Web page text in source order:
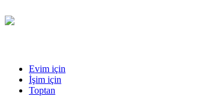
Evim için
İşim için
Toptan